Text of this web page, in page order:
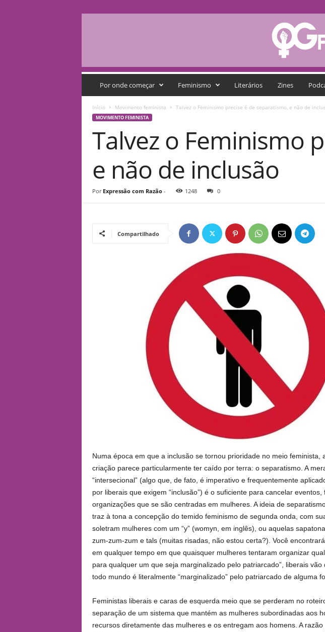
Q
Por onde começar Feminismo Literários Zines
Início Movimento feminista Talvez o Feminismo precise é de separatismo, e não de
MOVIMENTO FEMINISTA
Talvez o Feminismo
e não de inclusão
Por Expressão com Razão- 1248 0
Compartilhado
Numa época em que a inclusão se tornou prioridade no meio feminista,
criação parece particularmente ter caído por terra: o separatismo. A
“intersecional” (algo que, de fato, é imperativo e frequentemente
por liberais que exigem “inclusão”) é o suficiente para cancelar
organizações que se são centradas em mulheres. A ideia de
traz à tona a concepção do temido feminismo de segunda onda, com
soletram mulheres com um “y” (womyn, em inglês), ou aquelas
zum-zum-zum e tals (muitas risadas, não estou certa?). Você
em qualquer tempo em que quaisquer mulheres tentaram organizar
para qualquer um que seja marginalizado pelo patriarcado”, liberais
todo mundo é literalmente “marginalizado” pelo patriarcado de alguma
Feministas liberais e caras de esquerda meio que se perderam no
separação de um sistema que mantém as mulheres subordinadas aos
recursos diretamente das mulheres e os entregam aos homens. A